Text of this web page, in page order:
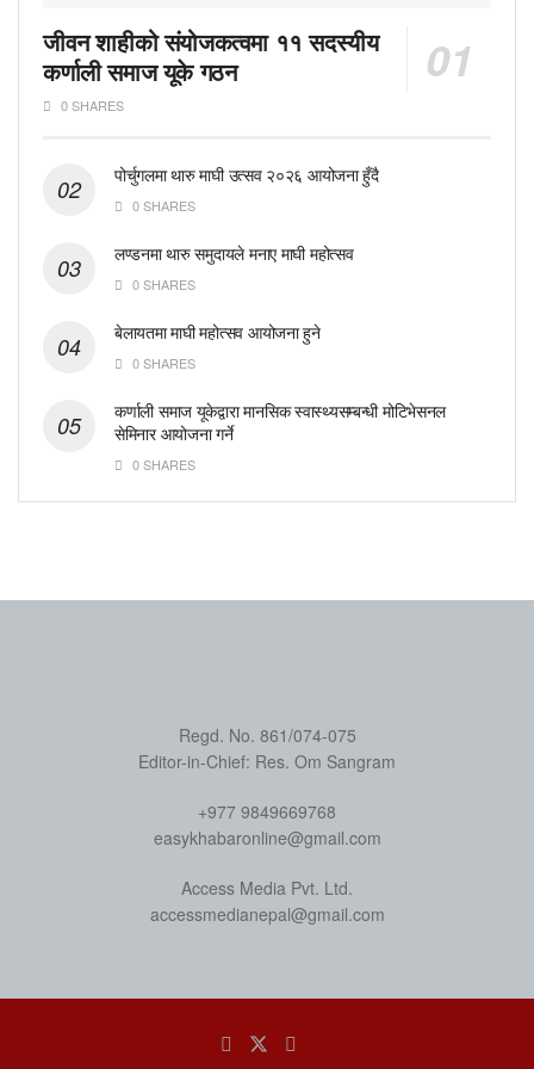
जीवन शाहीको संयोजकत्वमा ११ सदस्यीय
कर्णाली समाज यूके गठन
0 SHARES
पोर्चुगलमा थारु माघी उत्सव २०२६ आयोजना हुँदै
0 SHARES
लण्डनमा थारु समुदायले मनाए माघी महोत्सव
0 SHARES
बेलायतमा माघी महोत्सव आयोजना हुने
0 SHARES
कर्णाली समाज यूकेद्वारा मानसिक स्वास्थ्यसम्बन्धी मोटिभेसनल
सेमिनार आयोजना गर्ने
0 SHARES
Regd. No. 861/074-075
Editor-in-Chief: Res. Om Sangram
+977 9849669768
easykhabaronline@gmail.com
Access Media Pvt. Ltd.
accessmedianepal@gmail.com